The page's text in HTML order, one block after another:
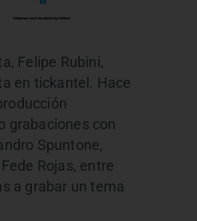
Felipe Rubini,
en tickantel. Hace
grabaciones con
Spuntone,
Rojas, entre
a grabar un tema